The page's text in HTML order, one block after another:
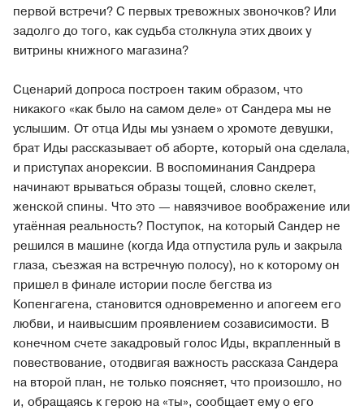
первой встречи? С первых тревожных звоночков? Или
задолго до того, как судьба столкнула этих двоих у
витрины книжного магазина?
Сценарий допроса построен таким образом, что
никакого «как было на самом деле» от Сандера мы не
услышим. От отца Иды мы узнаем о хромоте девушки,
брат Иды рассказывает об аборте, который она сделала,
и приступах анорексии. В воспоминания Сандрера
начинают врываться образы тощей, словно скелет,
женской спины. Что это — навязчивое воображение или
утаённая реальность? Поступок, на который Сандер не
решился в машине (когда Ида отпустила руль и закрыла
глаза, съезжая на встречную полосу), но к которому он
пришел в финале истории после бегства из
Копенгагена, становится одновременно и апогеем его
любви, и наивысшим проявлением созависимости. В
конечном счете закадровый голос Иды, вкрапленный в
повествование, отодвигая важность рассказа Сандера
на второй план, не только поясняет, что произошло, но
и, обращаясь к герою на «ты», сообщает ему о его